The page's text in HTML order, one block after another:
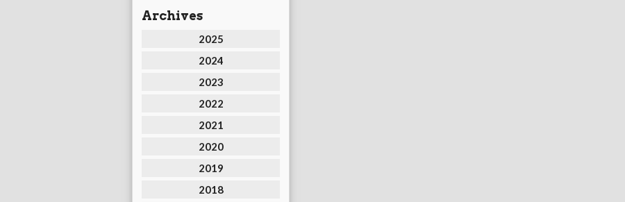
Archives
2025
2024
2023
2022
2021
2020
2019
2018